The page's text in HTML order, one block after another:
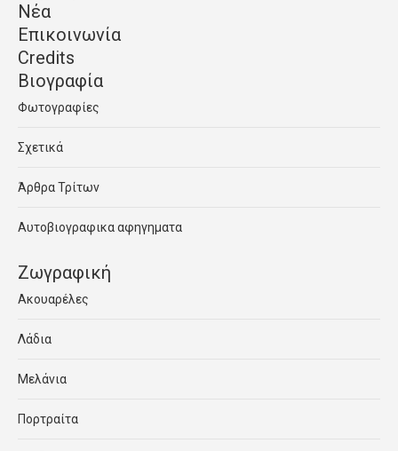
Νέα
Επικοινωνία
Credits
Βιογραφία
Φωτογραφίες
Σχετικά
Άρθρα Τρίτων
Αυτοβιογραφικα αφηγηματα
Ζωγραφική
Ακουαρέλες
Λάδια
Μελάνια
Πορτραίτα